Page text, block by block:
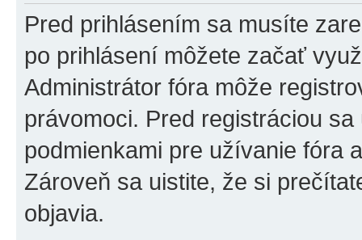
Pred prihlásením sa musíte
po prihlásení môžete začať
Administrátor fóra môže
právomoci. Pred registráciou
podmienkami pre užívanie fóra
Zároveň sa uistite, že si
objavia.